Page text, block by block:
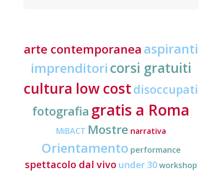
arte contemporanea aspiranti
imprenditori corsi gratuiti
cultura low costdisoccupati
fotografia gratis a Roma
MiBACT Mostre narrativa
Orientamento performance
spettacolo dal vivo under 30workshop